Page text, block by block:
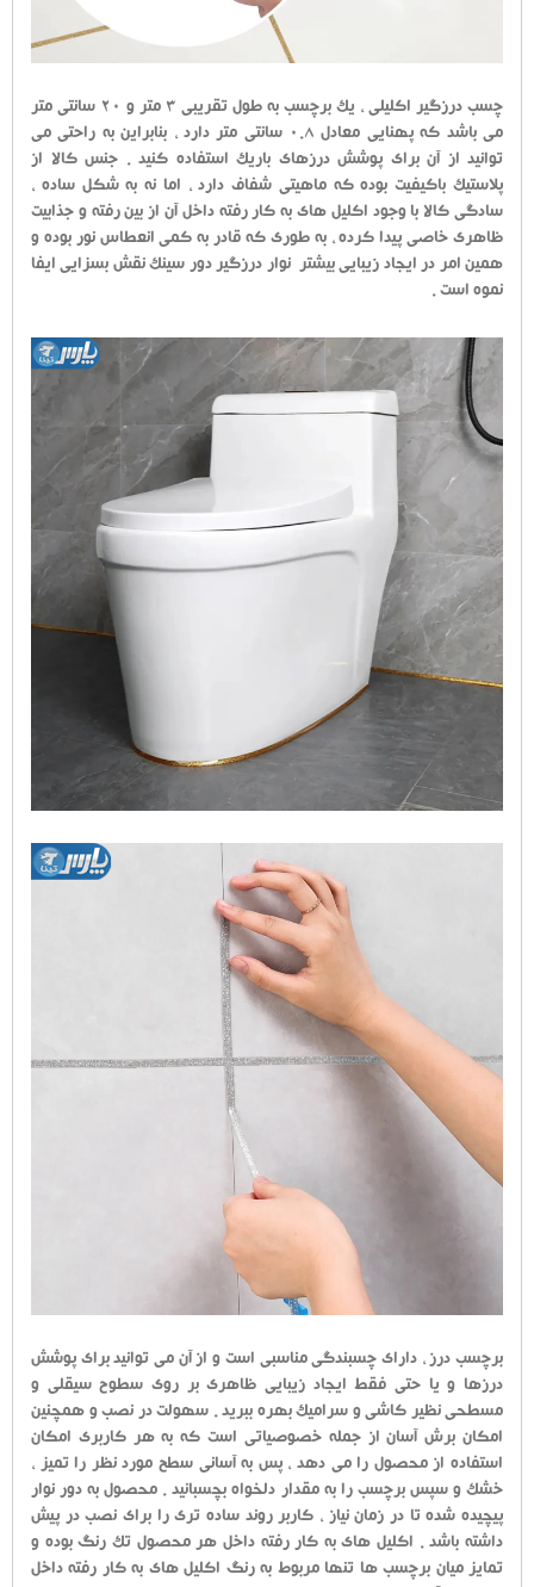
چسب درزگیر اکلیلی ، یک برچسب به طول تقریبی 3 متر و 20 سانتی متر
می باشد که پهنایی معادل 0.8 سانتی متر دارد ، بنابراین به راحتی می
توانید از آن برای پوشش درزهای باریک استفاده کنید . جنس کالا از
پلاستیک باکیفیت بوده که ماهیتی شفاف دارد ، اما نه به شکل ساده ،
سادگی کالا با وجود اکلیل های به کار رفته داخل آن از بین رفته و جذابیت
ظاهری خاصی پیدا کرده ، به طوری که قادر به کمی انعطاس نور بوده و
همین امر در ایجاد زیبایی بیشتر نوار درزگیر دور سینک نقش بسزایی ایفا
نموه است .
برچسب درز ، دارای چسبندگی مناسبی است و از آن می توانید برای پوشش
درزها و یا حتی فقط ایجاد زیبایی ظاهری بر روی سطوح سیقلی و
مسطحی نظیر کاشی و سرامیک بهره ببرید . سهولت در نصب و همچنین
امکان برش آسان از جمله خصوصیاتی است که به هر کاربری امکان
استفاده از محصول را می دهد ، پس به آسانی سطح مورد نظر را تمیز ،
خشک و سپس برچسب را به مقدار دلخواه بچسبانید . محصول به دور نوار
پیچیده شده تا در زمان نیاز ، کاربر روند ساده تری را برای نصب در پیش
داشته باشد . اکلیل های به کار رفته داخل هر محصول تک رنگ بوده و
تمایز میان برچسب ها تنها مربوط به رنگ اکلیل های به کار رفته داخل